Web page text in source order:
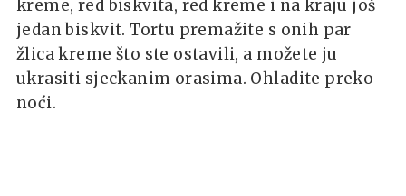
kreme, red biskvita, red kreme i na kraju još
jedan biskvit. Tortu premažite s onih par
žlica kreme što ste ostavili, a možete ju
ukrasiti sjeckanim orasima. Ohladite preko
noći.